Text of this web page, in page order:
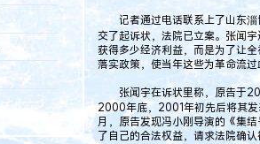
2026.05.14
2026.05.08
记者通过电话联系上了山东淄
交了起诉状，法院已立案。张闻
获得多少经济利益，而是为了让
落实政策，使当年这些为革命流
张闻宇在诉状里称，原告于
2000年底，2001年初先后将其发
月，原告发现冯小刚导演的《集
了自己的合法权益，请求法院确认